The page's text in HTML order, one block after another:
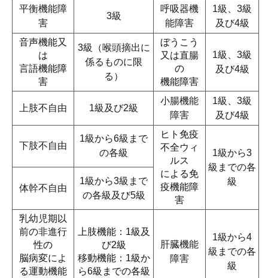
平衡機能障
害
3級
呼吸器機
能障害
1級、3級
及び4級
音声機能又
は
言語機能障
害
3級（喉頭摘出に
係るものに限
る）
ぼうこう
又は直腸
の
機能障害
1級、3級
及び4級
上肢不自由 1級及び2級
小腸機能
障害
1級、3級
及び4級
下肢不自由
1級から6級まで
の各級
ヒト免疫
不全ウィ
ルス
による免
疫機能障
害
1級から3
級までの各
級
体幹不自由
1級から3級まで
の各級及び5級
乳幼児期以
前の非進行
性の
脳病変によ
る運動機能
上肢機能：1級及
び2級
移動機能：1級か
ら6級までの各級
肝臓機能
障害
1級から4
級までの各
級